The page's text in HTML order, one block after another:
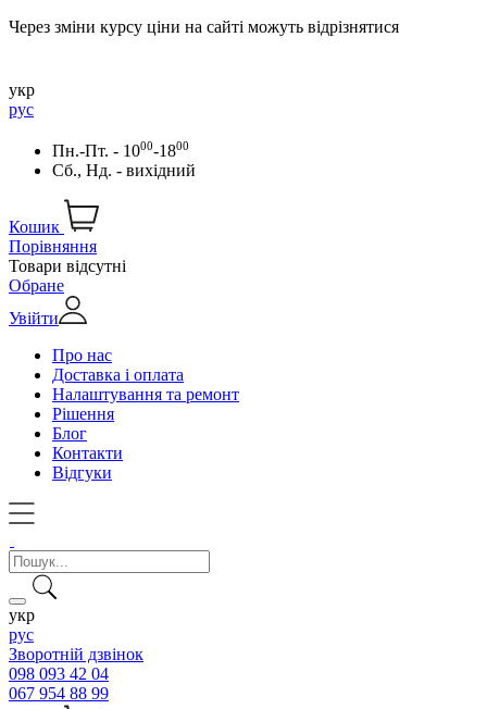
Через зміни курсу ціни на сайті можуть відрізнятися
укр
рус
Пн.-Пт. - 1000-1800
Сб., Нд. - вихідний
Кошик
Порівняння
Товари відсутні
Обране
Увійти
Про нас
Доставка і оплата
Налаштування та ремонт
Рішення
Блог
Контакти
Відгуки
укр
рус
Зворотній дзвінок
098 093 42 04
067 954 88 99